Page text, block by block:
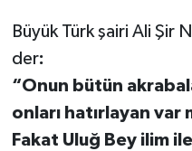
Büyük Türk şairi Ali Şir
der:
“Onun bütün
onları hatırlayan var
Fakat Uluğ Bey ilim